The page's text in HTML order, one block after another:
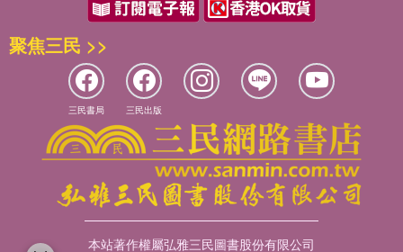
聚焦三民 >>
三民書局 三民出版
本站著作權屬弘雅三民圖書股份有限公司